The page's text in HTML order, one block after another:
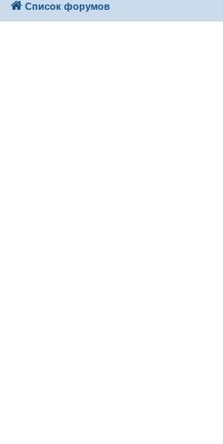
Список форумов